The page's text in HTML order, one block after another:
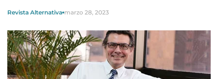
Revista Alternativa marzo 28, 2023